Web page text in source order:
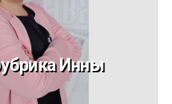
Инны